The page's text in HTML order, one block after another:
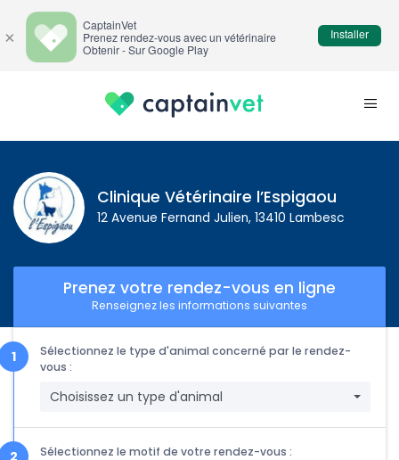
Clinique Vétérinaire l’Espigaou
12 Avenue Fernand Julien, 13410 Lambesc
Prenez votre rendez-vous en ligne
Renseignez les informations suivantes
Sélectionnez le type d'animal concerné par le rendez-
vous :
Choisissez un type d'animal
Sélectionnez le motif de votre rendez-vous :
×
CaptainVet
Prenez rendez-vous avec un vétérinaire
Obtenir - Sur Google Play
Installer